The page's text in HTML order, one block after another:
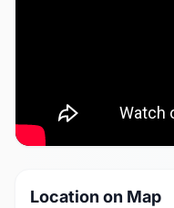
Location on Map